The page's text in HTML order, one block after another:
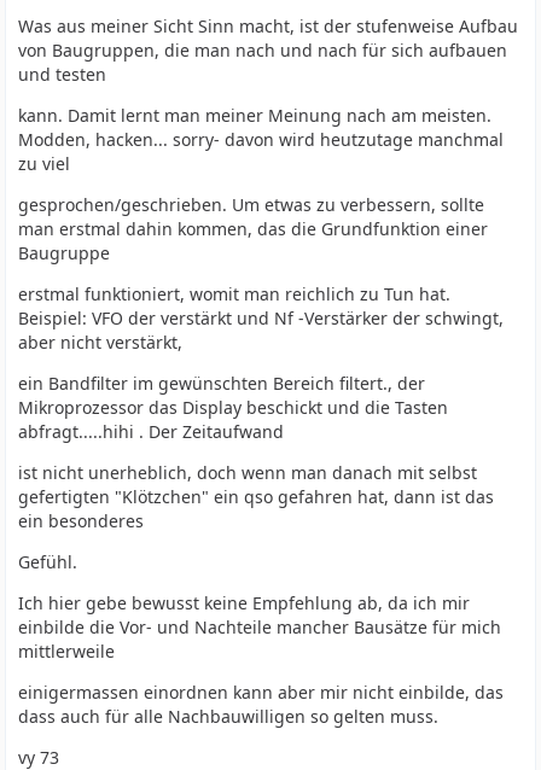
Was aus meiner Sicht Sinn macht, ist der stufenweise Aufbau
von Baugruppen, die man nach und nach für sich aufbauen
und testen
kann. Damit lernt man meiner Meinung nach am meisten.
Modden, hacken... sorry- davon wird heutzutage manchmal
zu viel
gesprochen/geschrieben. Um etwas zu verbessern, sollte
man erstmal dahin kommen, das die Grundfunktion einer
Baugruppe
erstmal funktioniert, womit man reichlich zu Tun hat.
Beispiel: VFO der verstärkt und Nf -Verstärker der schwingt,
aber nicht verstärkt,
ein Bandfilter im gewünschten Bereich filtert., der
Mikroprozessor das Display beschickt und die Tasten
abfragt.....hihi . Der Zeitaufwand
ist nicht unerheblich, doch wenn man danach mit selbst
gefertigten "Klötzchen" ein qso gefahren hat, dann ist das
ein besonderes
Gefühl.
Ich hier gebe bewusst keine Empfehlung ab, da ich mir
einbilde die Vor- und Nachteile mancher Bausätze für mich
mittlerweile
einigermassen einordnen kann aber mir nicht einbilde, das
dass auch für alle Nachbauwilligen so gelten muss.
vy 73